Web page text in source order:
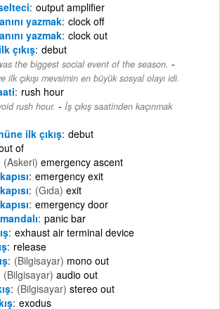
output amplifier
yazmak clock off
yazmak clock out
çıkış debut
the biggest social event of the season. -
ilk çıkışı mevsimin en büyük sosyal olayı idi.
rush hour
rush hour. - İş çıkış saatinden kaçınmak
ilk çıkış debut
of
(Askeri) emergency ascent
emergency exit
(Gıda) exit
emergency door
panic bar
exhaust air terminal device
release
(Bilgisayar) mono out
(Bilgisayar) audio out
(Bilgisayar) stereo out
exodus